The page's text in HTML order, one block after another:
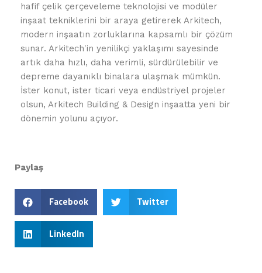
hafif çelik çerçeveleme teknolojisi ve modüler
inşaat tekniklerini bir araya getirerek Arkitech,
modern inşaatın zorluklarına kapsamlı bir çözüm
sunar. Arkitech'in yenilikçi yaklaşımı sayesinde
artık daha hızlı, daha verimli, sürdürülebilir ve
depreme dayanıklı binalara ulaşmak mümkün.
İster konut, ister ticari veya endüstriyel projeler
olsun, Arkitech Building & Design inşaatta yeni bir
dönemin yolunu açıyor.
Paylaş
Facebook Twitter
LinkedIn